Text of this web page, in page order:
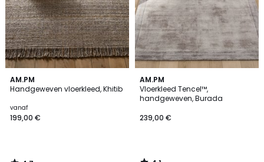
AM.PM
Handgeweven vloerkleed, Khitib
Prijs
vanaf
vanaf
199,00 €
4,7
/ 5
AM.PM
Vloerkleed Tencel™,
handgeweven, Burada
239,00 €
4,1
/ 5